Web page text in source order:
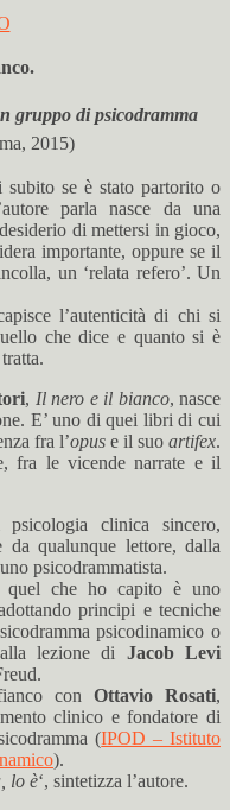
gruppo di psicodramma
2015)
se è stato partorito o
parla nasce da una
di mettersi in gioco,
importante, oppure se il
un ‘relata refero’. Un
l’autenticità di chi si
che dice e quanto si è
, Il nero e il bianco, nasce
E’ uno di quei libri di cui
fra l’opus e il suo artifex.
fra le vicende narrate e il
clinica sincero,
da qualunque lettore, dalla
psicodrammatista.
quel che ho capito è uno
principi e tecniche
psicodinamico o
lezione di Jacob Levi
con Ottavio Rosati,
clinico e fondatore di
(IPOD – Istituto
).
lo è‘, sintetizza l’autore.